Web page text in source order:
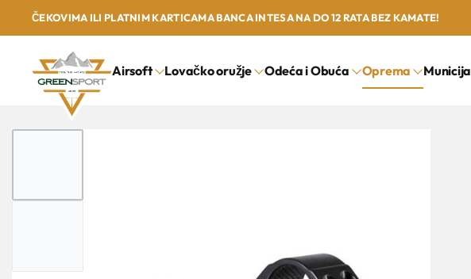
ČEKOVIMA ILI PLATNIM KARTICAMA BANCA INTESA NA DO 12 RATA BEZ KAMATE!
Airsoft Lovačko oružje Odeća i Obuća Oprema Municija